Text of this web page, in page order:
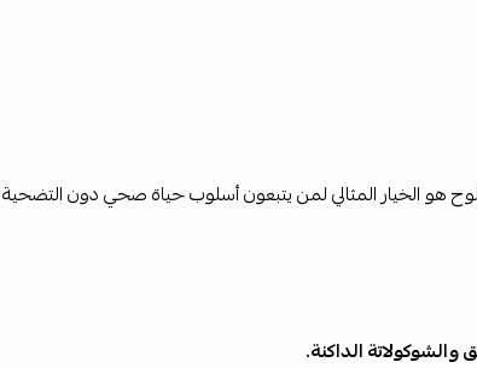
هو الخيار المثالي لمن يتبعون أسلوب حياة صحي دون التضحية